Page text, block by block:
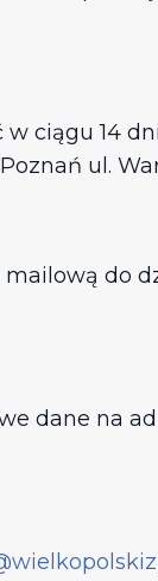
ciągu 14
ul.
do
dane na